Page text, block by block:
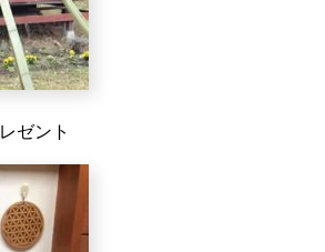
ゼント